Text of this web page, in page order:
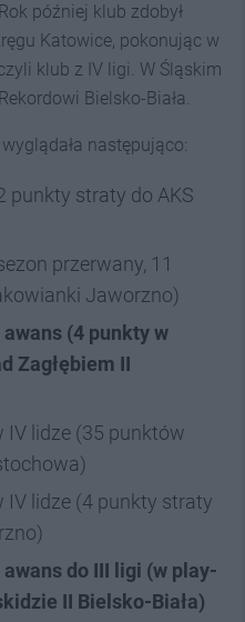
później klub zdobył
Katowice, pokonując w
klub z IV ligi. W Śląskim
Bielsko-Biała.
następująco:
punkty straty do AKS
przerwany, 11
Jaworzno)
(4 punkty w
Zagłębiem II
IV lidze (35 punktów
IV lidze (4 punkty straty
do III ligi (w play-
II Bielsko-Biała)